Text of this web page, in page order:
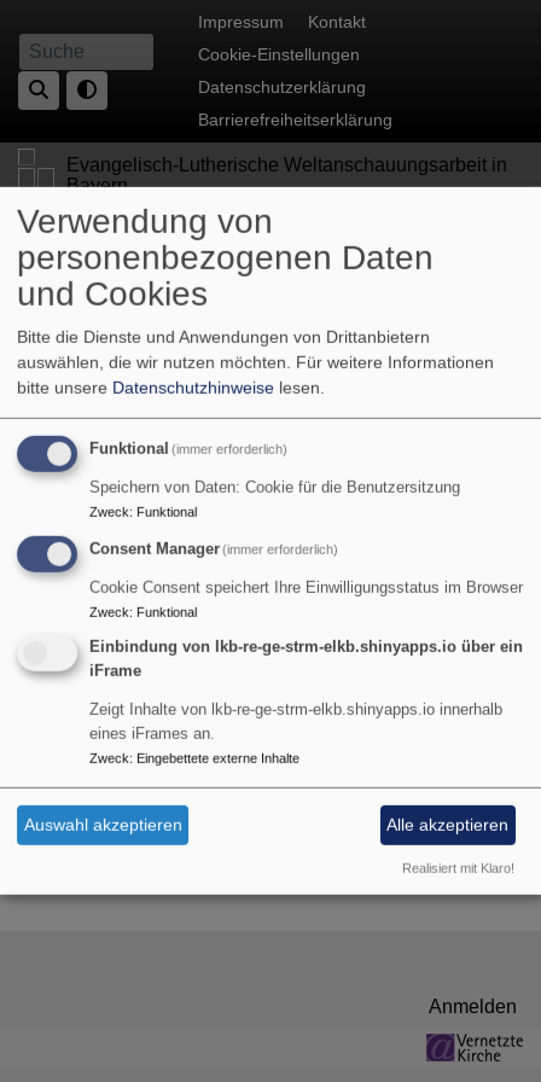
zum
Inhalt
Suche
Fußbereichsmenü
Impressum
Kontakt
Cookie-Einstellungen
Datenschutzerklärung
Barrierefreiheitserklärung
Evangelisch-Lutherische Weltanschauungsarbeit in
Bayern
Hauptnavigation
Breadcrumb
Startseite Erste Infos
Erste Infos
Hier finden Sie erste Infos rund um Weltanschauungen.
Lexikon
Arbeitshilfen
Projekt "Spirituelle Apotheke"
Anmelden
Verwendung von
personenbezogenen Daten
und Cookies
Bitte die Dienste und Anwendungen von Drittanbietern
auswählen, die wir nutzen möchten. Für weitere Informationen
bitte unsere Datenschutzhinweise lesen.
Funktional (immer erforderlich)
Speichern von Daten: Cookie für die Benutzersitzung
Zweck: Funktional
Consent Manager(immer erforderlich)
Cookie Consent speichert Ihre Einwilligungsstatus im Browser
Zweck: Funktional
Einbindung von lkb-re-ge-strm-elkb.shinyapps.io über ein
iFrame
Zeigt Inhalte von lkb-re-ge-strm-elkb.shinyapps.io innerhalb
eines iFrames an.
Zweck: Eingebettete externe Inhalte
Auswahl akzeptieren Alle akzeptieren
Realisiert mit Klaro!